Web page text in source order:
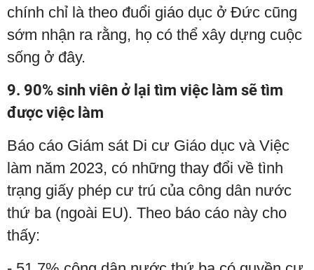
chính chỉ là theo đuổi giáo dục ở Đức cũng
sớm nhận ra rằng, họ có thể xây dựng cuộc
sống ở đây.
9. 90% sinh viên ở lại tìm việc làm sẽ tìm
được việc làm
Báo cáo Giám sát Di cư Giáo dục và Việc
làm năm 2023, có những thay đổi về tình
trạng giấy phép cư trú của công dân nước
thứ ba (ngoài EU). Theo báo cáo này cho
thấy: